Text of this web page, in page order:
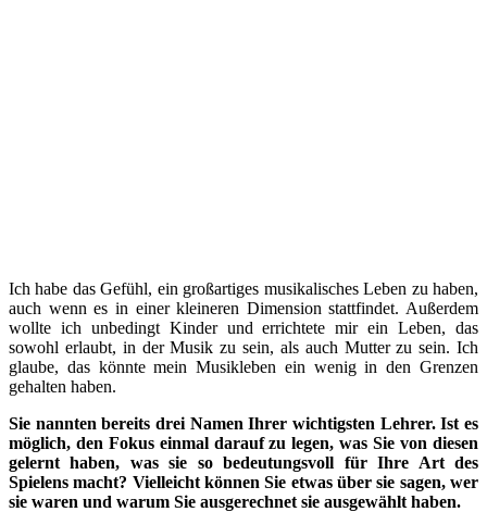
Ich habe das Gefühl, ein großartiges musikalisches Leben zu haben,
auch wenn es in einer kleineren Dimension stattfindet. Außerdem
wollte ich unbedingt Kinder und errichtete mir ein Leben, das
sowohl erlaubt, in der Musik zu sein, als auch Mutter zu sein. Ich
glaube, das könnte mein Musikleben ein wenig in den Grenzen
gehalten haben.
Sie nannten bereits drei Namen Ihrer wichtigsten Lehrer. Ist es
möglich, den Fokus einmal darauf zu legen, was Sie von diesen
gelernt haben, was sie so bedeutungsvoll für Ihre Art des
Spielens macht? Vielleicht können Sie etwas über sie sagen, wer
sie waren und warum Sie ausgerechnet sie ausgewählt haben.